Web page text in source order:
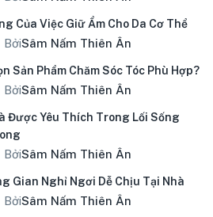
Của Việc Giữ Ẩm Cho Da Cơ Thể
BởiSâm Nấm Thiên Ân
Sản Phẩm Chăm Sóc Tóc Phù Hợp?
BởiSâm Nấm Thiên Ân
Được Yêu Thích Trong Lối Sống
BởiSâm Nấm Thiên Ân
Gian Nghỉ Ngơi Dễ Chịu Tại Nhà
BởiSâm Nấm Thiên Ân